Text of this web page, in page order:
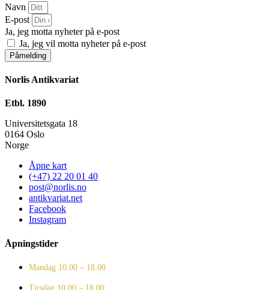
Navn
E-post
Ja, jeg motta nyheter på e-post
Ja, jeg vil motta nyheter på e-post
Påmelding
Norlis Antikvariat
Etbl. 1890
Universitetsgata 18
0164 Oslo
Norge
Åpne kart
(+47) 22 20 01 40
post@norlis.no
antikvariat.net
Facebook
Instagram
Åpningstider
Mandag 10.00 – 18.00
Tirsdag 10.00 – 18.00